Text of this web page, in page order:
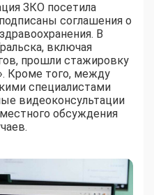
ЗКО посетила
соглашения о
В
включая
прошли стажировку
Кроме того, между
специалистами
видеоконсультации
обсуждения